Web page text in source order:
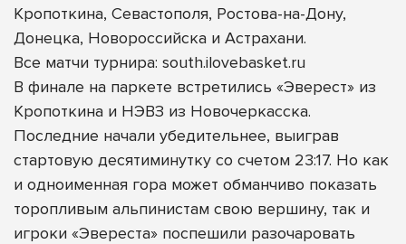
Кропоткина, Севастополя, Ростова-на-Дону,
Донецка, Новороссийска и Астрахани.
Все матчи турнира: south.ilovebasket.ru
В финале на паркете встретились «Эверест» из
Кропоткина и НЭВЗ из Новочеркасска.
Последние начали убедительнее, выиграв
стартовую десятиминутку со счетом 23:17. Но как
и одноименная гора может обманчиво показать
торопливым альпинистам свою вершину, так и
игроки «Эвереста» поспешили разочаровать